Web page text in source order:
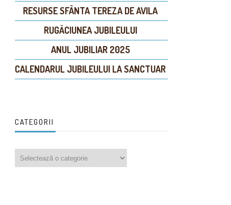
RESURSE SFÂNTA TEREZA DE AVILA
RUGĂCIUNEA JUBILEULUI
ANUL JUBILIAR 2025
CALENDARUL JUBILEULUI LA SANCTUAR
CATEGORII
CATEGORII